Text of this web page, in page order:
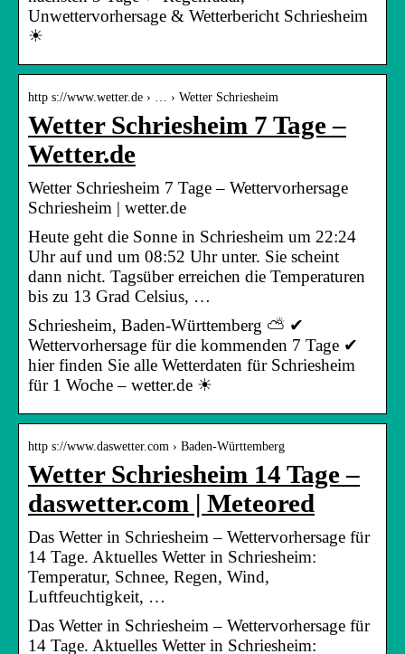
Unwettervorhersage & Wetterbericht Schriesheim
☀
http s://www.wetter.de › … › Wetter Schriesheim
Wetter Schriesheim 7 Tage –
Wetter.de
Wetter Schriesheim 7 Tage – Wettervorhersage
Schriesheim | wetter.de
Heute geht die Sonne in Schriesheim um 22:24
Uhr auf und um 08:52 Uhr unter. Sie scheint
dann nicht. Tagsüber erreichen die Temperaturen
bis zu 13 Grad Celsius, …
Schriesheim, Baden-Württemberg ⛅ ✔
Wettervorhersage für die kommenden 7 Tage ✔
hier finden Sie alle Wetterdaten für Schriesheim
für 1 Woche – wetter.de ☀
http s://www.daswetter.com › Baden-Württemberg
Wetter Schriesheim 14 Tage –
daswetter.com | Meteored
Das Wetter in Schriesheim – Wettervorhersage für
14 Tage. Aktuelles Wetter in Schriesheim:
Temperatur, Schnee, Regen, Wind,
Luftfeuchtigkeit, …
Das Wetter in Schriesheim – Wettervorhersage für
14 Tage. Aktuelles Wetter in Schriesheim: